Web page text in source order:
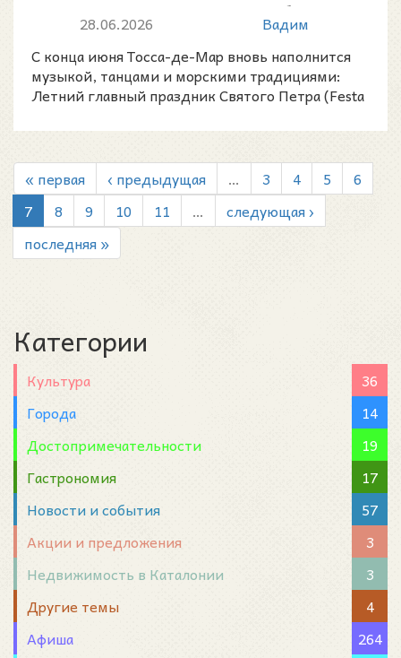
10-й фестиваль румбы,
морские традиции...
28.06.2026
Вадим
С конца июня Тосса-де-Мар вновь наполнится
музыкой, танцами и морскими традициями:
Летний главный праздник Святого Петра (Festa
« первая ‹ предыдущая … 3 4 5
6
7
8 9 10 11 …
следующая ›
последняя »
Категории
Культура
36
Города
14
Достопримечательности
19
Гастрономия
17
Новости и события
57
Акции и предложения
3
Недвижимость в Каталонии
3
Другие темы
4
Афиша
264